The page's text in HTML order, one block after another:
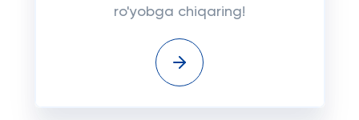
ro'yobga chiqaring!